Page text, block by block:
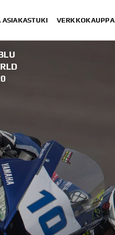
ASIAKASTUKI VERKKOKAUPPA